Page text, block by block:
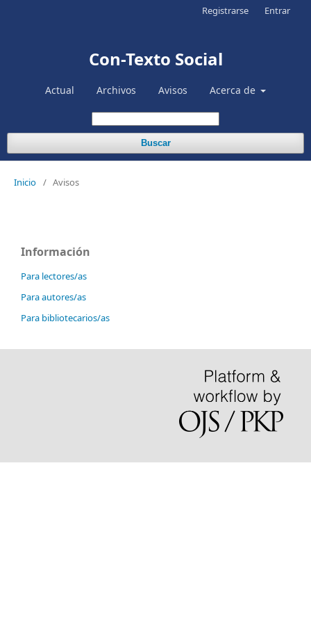
Con-Texto Social
Actual Archivos Avisos Acerca de
Buscar
Registrarse Entrar
Inicio / Avisos
Información
Para lectores/as
Para autores/as
Para bibliotecarios/as